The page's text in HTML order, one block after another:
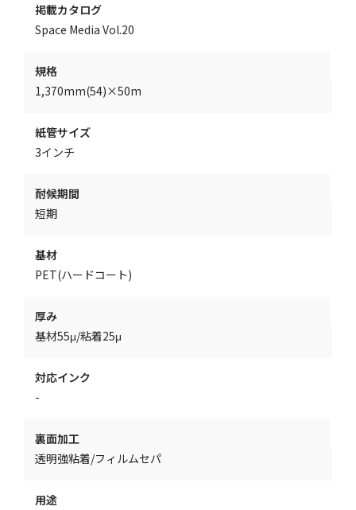
掲載カタログ
Space Media Vol.20
規格
1,370mm(54)×50m
紙管サイズ
3インチ
耐候期間
短期
基材
PET(ハードコート)
厚み
基材55μ/粘着25μ
対応インク
-
裏面加工
透明強粘着/フィルムセパ
用途